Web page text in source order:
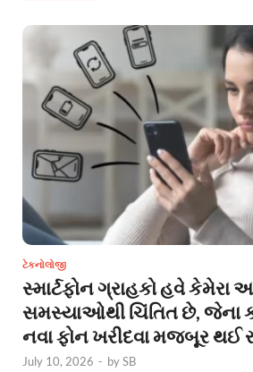
ટેકનોલોજી
સ્માર્ટફોન ગ્રાહકો હવે કેમેરા
સમસ્યાઓથી ચિંતિત છે, જેના
નવા ફોન ખરીદવા મજબૂર થઈ
July 10, 2026 - bySB